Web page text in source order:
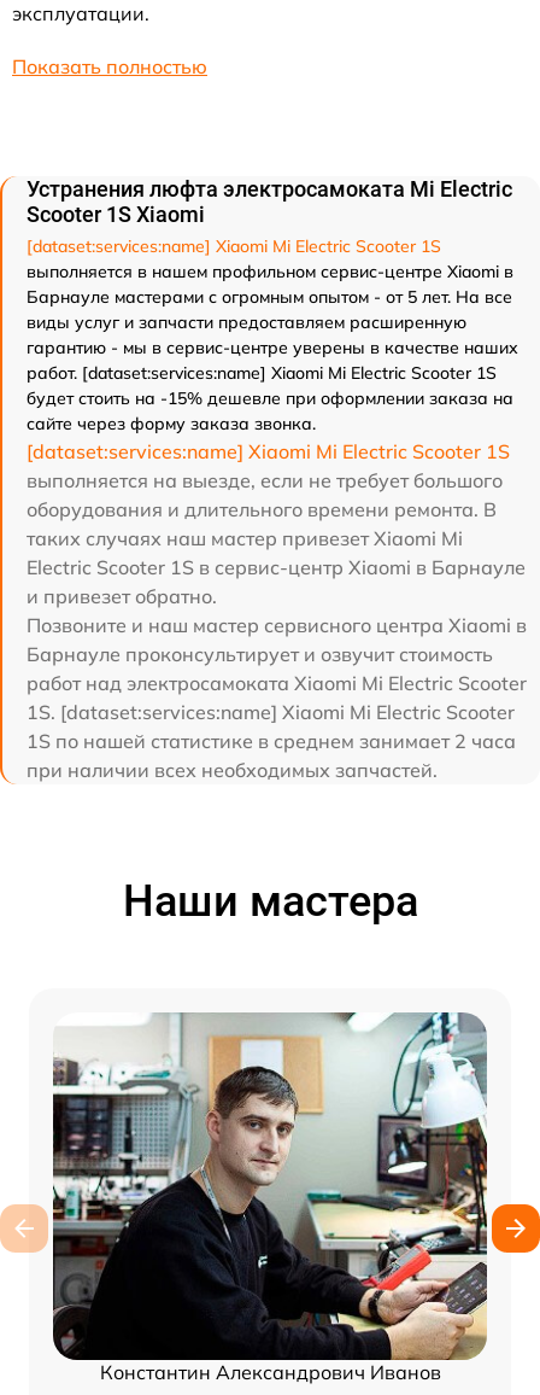
эксплуатации.
Показать полностью
Устранения люфта электросамоката Mi Electric
Scooter 1S Xiaomi
[dataset:services:name] Xiaomi Mi Electric Scooter 1S
выполняется в нашем профильном сервис-центре Xiaomi в
Барнауле мастерами с огромным опытом - от 5 лет. На все
виды услуг и запчасти предоставляем расширенную
гарантию - мы в сервис-центре уверены в качестве наших
работ. [dataset:services:name] Xiaomi Mi Electric Scooter 1S
будет стоить на -15% дешевле при оформлении заказа на
сайте через форму заказа звонка.
[dataset:services:name] Xiaomi Mi Electric Scooter 1S
выполняется на выезде, если не требует большого
оборудования и длительного времени ремонта. В
таких случаях наш мастер привезет Xiaomi Mi
Electric Scooter 1S в сервис-центр Xiaomi в Барнауле
и привезет обратно.
Позвоните и наш мастер сервисного центра Xiaomi в
Барнауле проконсультирует и озвучит стоимость
работ над электросамоката Xiaomi Mi Electric Scooter
1S. [dataset:services:name] Xiaomi Mi Electric Scooter
1S по нашей статистике в среднем занимает 2 часа
при наличии всех необходимых запчастей.
Наши мастера
Константин Александрович Иванов